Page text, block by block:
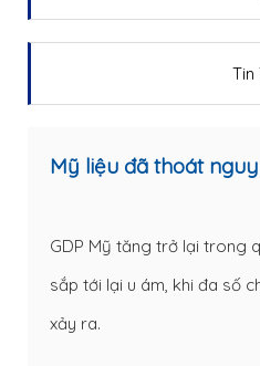
Tin
Mỹ liệu đã thoát
GDP Mỹ tăng trở lại trong
sắp tới lại u ám, khi đa số
xảy ra.